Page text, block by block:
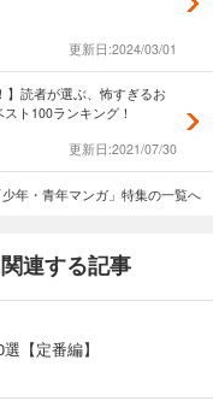
更新日:2024/03/01
】読者が選ぶ、怖すぎるお
ト100ランキング！
更新日:2021/07/30
少年・青年マンガ」特集の一覧へ
連する記事
【定番編】